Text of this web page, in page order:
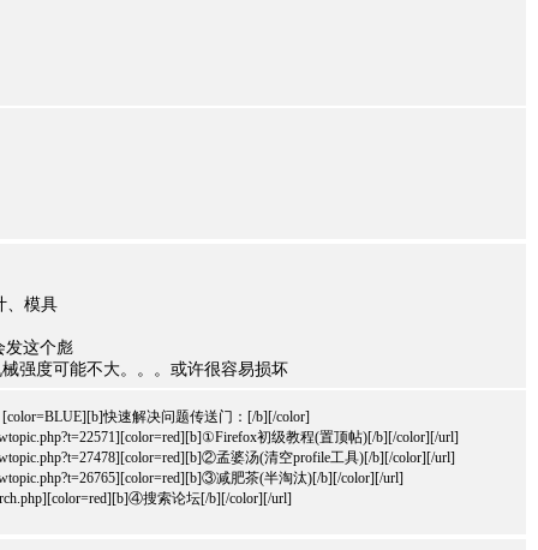
、模具
发这个彪
强度可能不大。。。或许很容易损坏
快速解决问题传送门：[/b][/color]
初级教程(置顶帖)[/b][/color][/url]
孟婆汤(清空profile工具)[/b][/color][/url]
减肥茶(半淘汰)[/b][/color][/url]
搜索论坛[/b][/color][/url]